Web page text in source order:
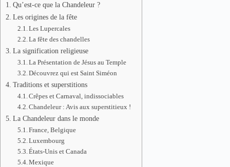
Qu’est-ce que la Chandeleur ?
Les origines de la fête
Les Lupercales
La fête des chandelles
La signification religieuse
La Présentation de Jésus au Temple
Découvrez qui est Saint Siméon
Traditions et superstitions
Crêpes et Carnaval, indissociables
Chandeleur : Avis aux superstitieux !
La Chandeleur dans le monde
France, Belgique
Luxembourg
États-Unis et Canada
Mexique